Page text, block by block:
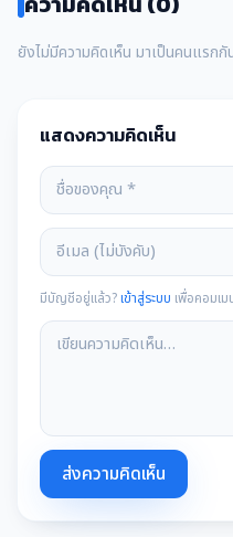
ยังไม่มีความคิดเห็น มาเป็นคนแรกกั
แสดงความคิดเห็น
มีบัญชีอยู่แล้ว?เข้าสู่ระบบ เพื่อคอมเ
ส่งความคิดเห็น